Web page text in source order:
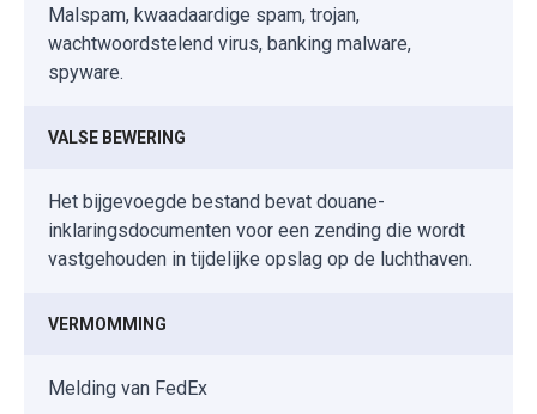
Malspam, kwaadaardige spam, trojan,
wachtwoordstelend virus, banking malware,
spyware.
VALSE BEWERING
Het bijgevoegde bestand bevat douane-
inklaringsdocumenten voor een zending die wordt
vastgehouden in tijdelijke opslag op de luchthaven.
VERMOMMING
Melding van FedEx